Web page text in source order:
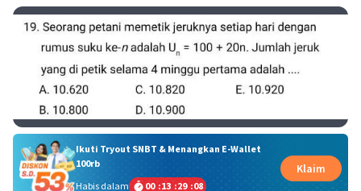
Ikuti Tryout SNBT & Menangkan E-Wallet
100rb
Habis dalam
00 :13 :29 :08
Klaim